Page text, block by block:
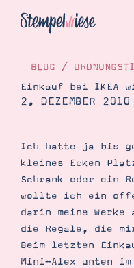
Katalog
Bestellen
Kontakt
BLOG /
Einkauf bei IKEA
2. DEZEMBER 2010
Ich hatte ja bis
kleines Ecken
Schrank oder ein
wollte ich ein
darin meine
die Regale, die
Beim letzten
Mini-Alex unten